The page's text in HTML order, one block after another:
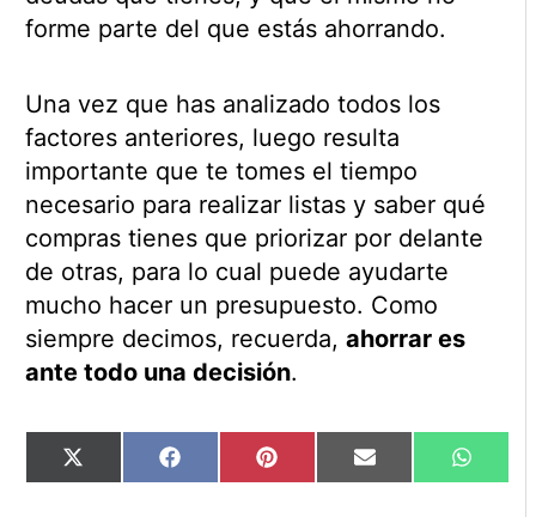
forme parte del que estás ahorrando.
Una vez que has analizado todos los
factores anteriores, luego resulta
importante que te tomes el tiempo
necesario para realizar listas y saber qué
compras tienes que priorizar por delante
de otras, para lo cual puede ayudarte
mucho hacer un presupuesto. Como
siempre decimos, recuerda, ahorrar es
ante todo una decisión.
Compartir
en
X
(Twitter)
Compartir
en
Facebook Compartir
en
Pinterest Compartir
en
Email
en